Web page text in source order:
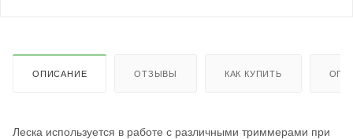
ОПИСАНИЕ ОТЗЫВЫ КАК КУПИТЬ
Леска используется в работе с различными триммерами при